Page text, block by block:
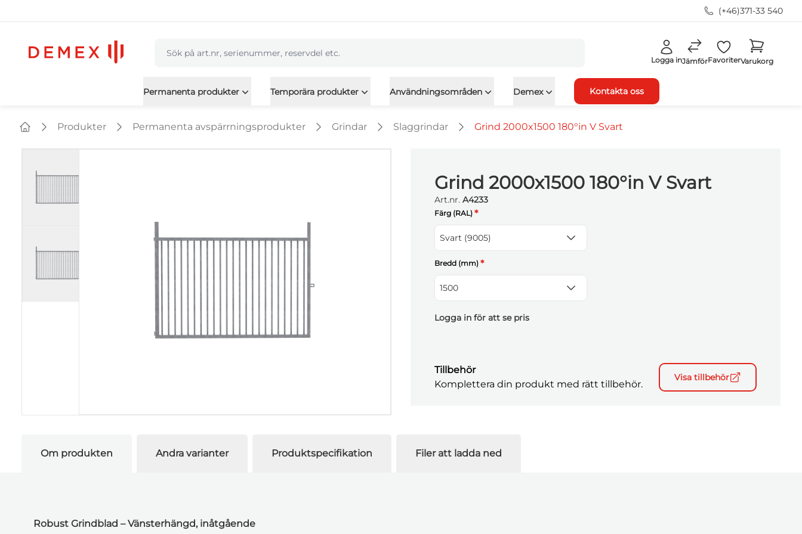
(+46)371-33 540
Logga inJämförFavoriterVarukorg
Permanenta produkter Temporära produkter Användningsområden Demex Kontakta oss
Produkter Permanenta avspärrningsprodukter Grindar Slaggrindar Grind 2000x1500 180°in V Svart
Grind 2000x1500 180°in V Svart
Art.nr. A4233
Färg (RAL) *
Svart (9005)
Bredd (mm) *
1500
Logga in för att se pris
Tillbehör
Komplettera din produkt med rätt tillbehör.
Visa tillbehör
Om produkten Andra varianter Produktspecifikation Filer att ladda ned
Robust Grindblad – Vänsterhängd, inåtgående